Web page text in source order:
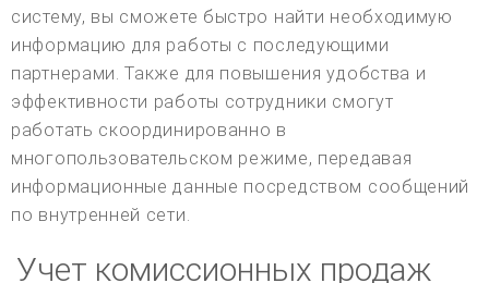
систему, вы сможете быстро найти необходимую
информацию для работы с последующими
партнерами. Также для повышения удобства и
эффективности работы сотрудники смогут
работать скоординированно в
многопользовательском режиме, передавая
информационные данные посредством сообщений
по внутренней сети.
Учет комиссионных продаж